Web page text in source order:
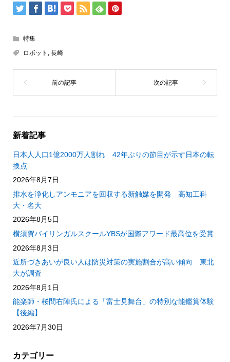
特集
ロボット
長崎
新着記事
日本人人口1億2000万人割れ 42年ぶりの節目が示す日本の転
換点
2026年8月7日
排水を浄化しアンモニアを回収する新触媒を開発 高知工科
大・名大
2026年8月5日
横須賀バイリンガルスクールYBSが国際アワード最高位を受賞
2026年8月3日
近所づきあいが良い人は防災対策の実施割合が高い傾向 東北
大が調査
2026年8月1日
能楽師・桜間右陣氏による「富士見舞台」の特別な能鑑賞体験
【後編】
2026年7月30日
カテゴリー